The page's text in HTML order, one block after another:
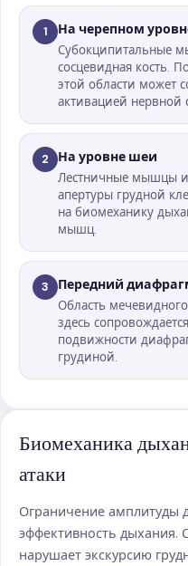
1 На черепном
Субокципитальные
сосцевидная кость.
этой области может
активацией нервной
2 На уровне шеи
Лестничные мышцы и
апертуры грудной
на биомеханику
мышц.
3 Передний
Область
здесь
подвижности
грудиной.
Биомеханика
атаки
Ограничение амплитуды
эффективность
нарушает экскурсию